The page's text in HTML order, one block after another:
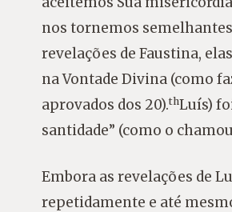
nos tornemos
revelações de Faustina,
na Vontade Divina (como
aprovados dos 20).thLuís)
santidade” (como o
Embora as revelações de
repetidamente e até